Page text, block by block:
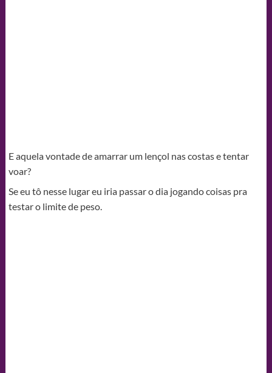
E aquela vontade de amarrar um lençol nas costas e tentar
voar?
Se eu tô nesse lugar eu iria passar o dia jogando coisas pra
testar o limite de peso.